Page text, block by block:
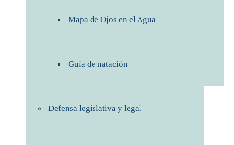
Mapa de Ojos en el Agua
Guía de natación
Defensa legislativa y legal